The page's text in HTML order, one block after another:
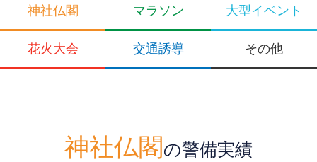
神社仏閣 マラソン 大型イベント
花火大会 交通誘導 その他
神社仏閣の警備実績